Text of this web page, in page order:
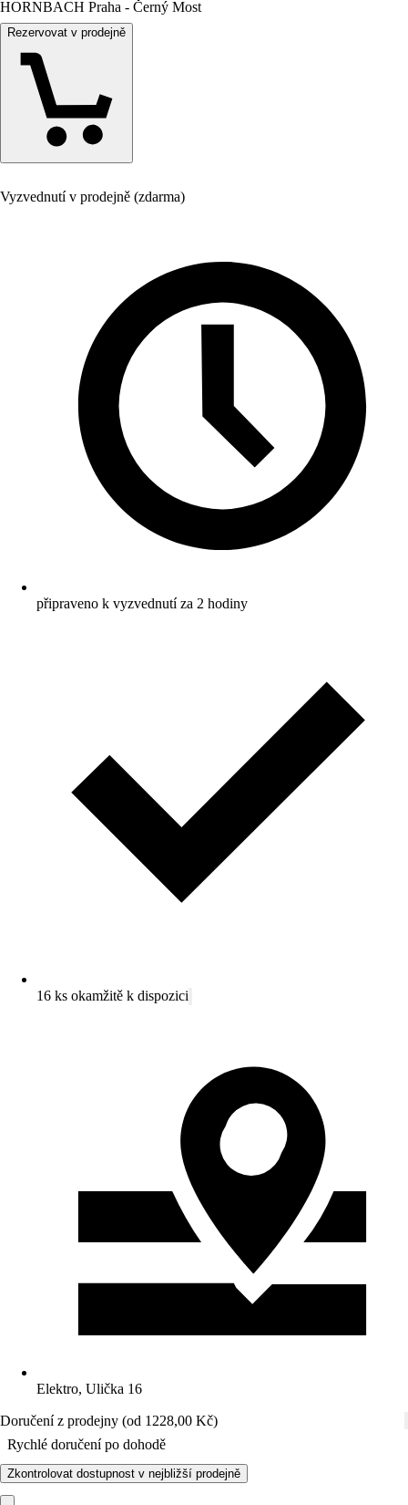
HORNBACH Praha - Černý Most
Rezervovat v prodejně
Vyzvednutí v prodejně (zdarma)
připraveno k vyzvednutí za 2 hodiny
16 ks okamžitě k dispozici
Elektro, Ulička 16
Doručení z prodejny (od 1228,00 Kč)
Rychlé doručení po dohodě
Zkontrolovat dostupnost v nejbližší prodejně